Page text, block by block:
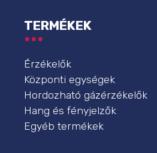
TERMÉKEK
Érzékelők
Központi egységek
Hordozható gázérzékelők
Hang és fényjelzők
Egyéb termékek